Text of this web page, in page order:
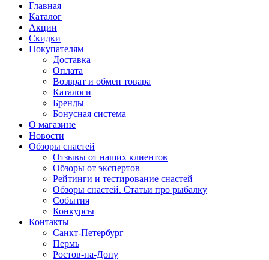
Главная
Каталог
Акции
Скидки
Покупателям
Доставка
Оплата
Возврат и обмен товара
Каталоги
Бренды
Бонусная система
О магазине
Новости
Обзоры снастей
Отзывы от наших клиентов
Обзоры от экспертов
Рейтинги и тестирование снастей
Обзоры снастей. Статьи про рыбалку
События
Конкурсы
Контакты
Санкт-Петербург
Пермь
Ростов-на-Дону